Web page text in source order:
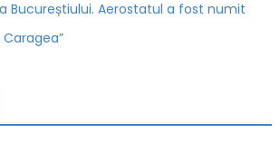
Bucureștiului. Aerostatul a fost numit